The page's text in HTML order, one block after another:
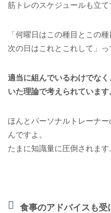
筋トレのスケジュールも立て
「何曜日はこの種目とこの
次の日はこれとこれして」っ
適当に組んでいるわけでな
いた理論で考えられています
ほんとパーソナルトレーナ
んですよ。
たまに知識量に圧倒されます
食事のアドバイスも受